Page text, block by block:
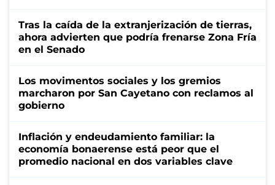
Tras la caída de la extranjerización de tierras,
ahora advierten que podría frenarse Zona Fría
en el Senado
Los movimentos sociales y los gremios
marcharon por San Cayetano con reclamos al
gobierno
Inflación y endeudamiento familiar: la
economía bonaerense está peor que el
promedio nacional en dos variables clave